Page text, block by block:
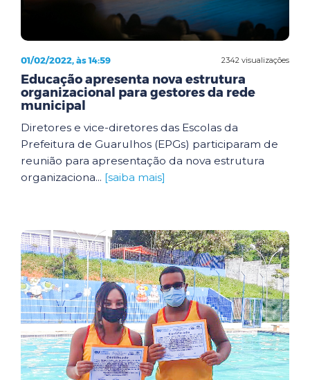
2342 visualizações
01/02/2022, às 14:59
Educação apresenta nova estrutura
organizacional para gestores da rede
municipal
Diretores e vice-diretores das Escolas da
Prefeitura de Guarulhos (EPGs) participaram de
reunião para apresentação da nova estrutura
organizaciona... [saiba mais]